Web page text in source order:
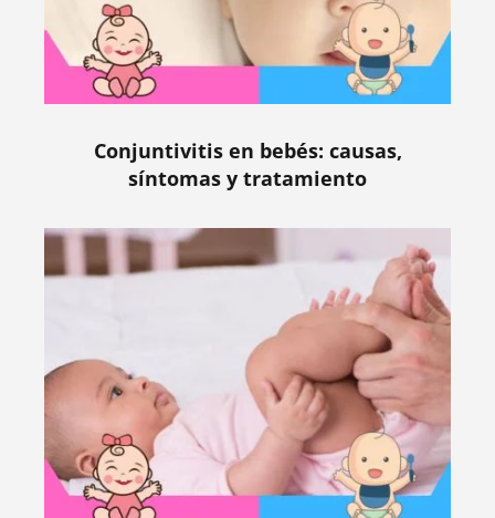
Conjuntivitis en bebés: causas,
síntomas y tratamiento